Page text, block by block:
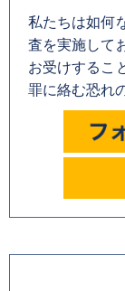
私たちは如何
査を実施して
お受けするこ
罪に絡む恐れ